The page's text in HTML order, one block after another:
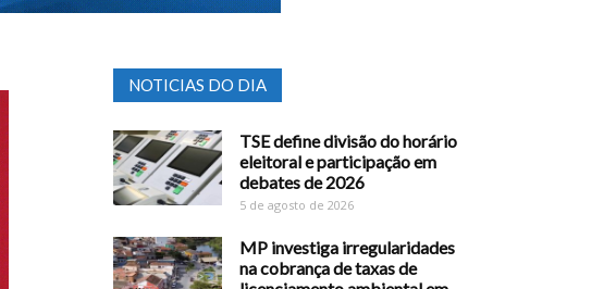
NOTICIAS DO DIA
TSE define divisão do horário
eleitoral e participação em
debates de 2026
5 de agosto de 2026
MP investiga irregularidades
na cobrança de taxas de